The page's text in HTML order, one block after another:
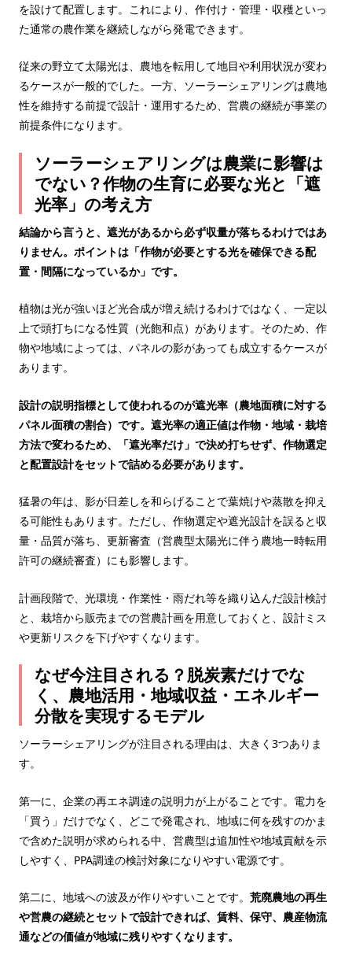
を設けて配置します。これにより、作付け・管理・収穫といっ
た通常の農作業を継続しながら発電できます。
従来の野立て太陽光は、農地を転用して地目や利用状況が変わ
るケースが一般的でした。一方、ソーラーシェアリングは農地
性を維持する前提で設計・運用するため、営農の継続が事業の
前提条件になります。
ソーラーシェアリングは農業に影響は
でない？作物の生育に必要な光と「遮
光率」の考え方
結論から言うと、遮光があるから必ず収量が落ちるわけではあ
りません。ポイントは「作物が必要とする光を確保できる配
置・間隔になっているか」です。
植物は光が強いほど光合成が増え続けるわけではなく、一定以
上で頭打ちになる性質（光飽和点）があります。そのため、作
物や地域によっては、パネルの影があっても成立するケースが
あります。
設計の説明指標として使われるのが遮光率（農地面積に対する
パネル面積の割合）です。遮光率の適正値は作物・地域・栽培
方法で変わるため、「遮光率だけ」で決め打ちせず、作物選定
と配置設計をセットで詰める必要があります。
猛暑の年は、影が日差しを和らげることで葉焼けや蒸散を抑え
る可能性もあります。ただし、作物選定や遮光設計を誤ると収
量・品質が落ち、更新審査（営農型太陽光に伴う農地一時転用
許可の継続審査）にも影響します。
計画段階で、光環境・作業性・雨だれ等を織り込んだ設計検討
と、栽培から販売までの営農計画を用意しておくと、設計ミス
や更新リスクを下げやすくなります。
なぜ今注目される？脱炭素だけでな
く、農地活用・地域収益・エネルギー
分散を実現するモデル
ソーラーシェアリングが注目される理由は、大きく3つありま
す。
第一に、企業の再エネ調達の説明力が上がることです。電力を
「買う」だけでなく、どこで発電され、地域に何を残すのかま
で含めた説明が求められる中、営農型は追加性や地域貢献を示
しやすく、PPA調達の検討対象になりやすい電源です。
第二に、地域への波及が作りやすいことです。 荒廃農地の再生
や営農の継続とセットで設計できれば、賃料、保守、農産物流
通などの価値が地域に残りやすくなります。